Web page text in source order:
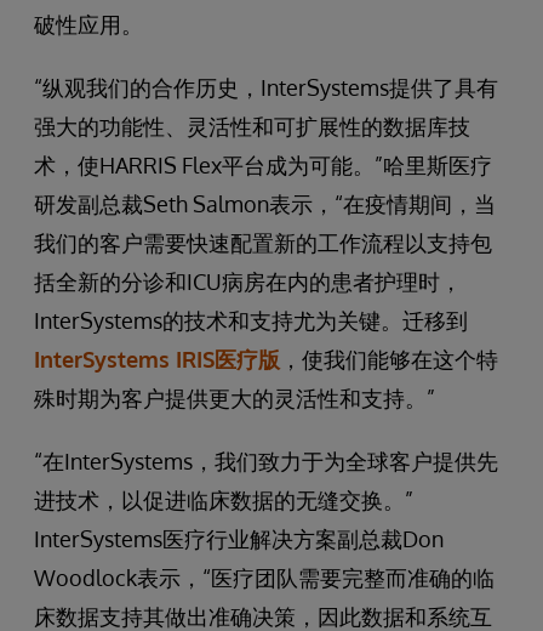
破性应用。
“纵观我们的合作历史，InterSystems提供了具有
强大的功能性、灵活性和可扩展性的数据库技
术，使HARRIS Flex平台成为可能。”哈里斯医疗
研发副总裁Seth Salmon表示，“在疫情期间，当
我们的客户需要快速配置新的工作流程以支持包
括全新的分诊和ICU病房在内的患者护理时，
InterSystems的技术和支持尤为关键。迁移到
InterSystems IRIS医疗版 ，使我们能够在这个特
殊时期为客户提供更大的灵活性和支持。”
“在InterSystems，我们致力于为全球客户提供先
进技术，以促进临床数据的无缝交换。”
InterSystems医疗行业解决方案副总裁Don
Woodlock表示，“医疗团队需要完整而准确的临
床数据支持其做出准确决策，因此数据和系统互